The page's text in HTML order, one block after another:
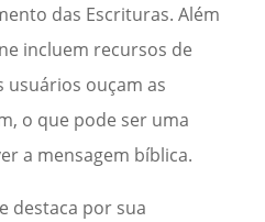
das Escrituras. Além
incluem recursos de
ouçam as
o que pode ser uma
a mensagem bíblica.
destaca por sua